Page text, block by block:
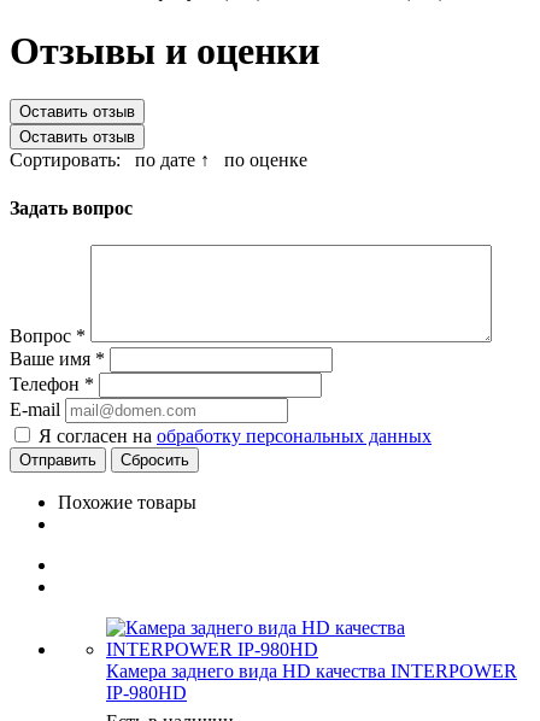
Отзывы и оценки
Оставить отзыв
Оставить отзыв
Сортировать: по дате ↑ по оценке
Задать вопрос
Вопрос *
Ваше имя *
Телефон *
E-mail
Я согласен на обработку персональных данных
Сбросить
Похожие товары
Камера заднего вида HD качества INTERPOWER
IP-980HD